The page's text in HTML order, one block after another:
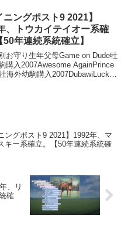
ます。ドゥラメンテ（20...
ニングポスト9 2021】
、トウカイテイオー系確
50年連続系統確立】
お守り生年父母Game on Dude牡
購入2007Awesome AgainPrince
海外幼駒購入2007DubawiLucky
ングポスト9 2021】1992年、マ
キー系確立。【50年連続系統確
、リ
確